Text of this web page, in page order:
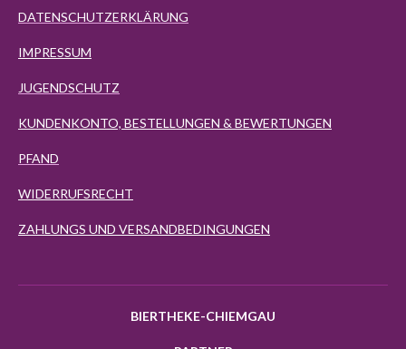
DATENSCHUTZERKLÄRUNG
IMPRESSUM
JUGENDSCHUTZ
KUNDENKONTO, BESTELLUNGEN & BEWERTUNGEN
PFAND
WIDERRUFSRECHT
ZAHLUNGS UND VERSANDBEDINGUNGEN
BIERTHEKE-CHIEMGAU